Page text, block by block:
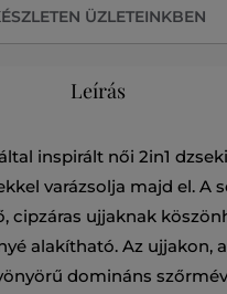
ÜZLETEINKBEN
Leírás
inspirált női 2in1
varázsolja majd el. A
cipzáras ujjaknak
alakítható. Az ujjakon,
domináns